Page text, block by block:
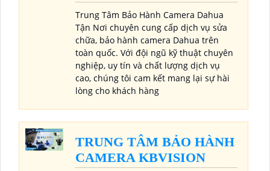
Trung Tâm Bảo Hành Camera Dahua
Tận Nơi chuyên cung cấp dịch vụ sửa
chữa, bảo hành camera Dahua trên
toàn quốc. Với đội ngũ kỹ thuật chuyên
nghiệp, uy tín và chất lượng dịch vụ
cao, chúng tôi cam kết mang lại sự hài
lòng cho khách hàng
TRUNG TÂM BẢO HÀNH
CAMERA KBVISION